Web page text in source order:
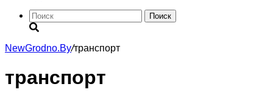
Поиск
NewGrodno.By/транспорт
транспорт